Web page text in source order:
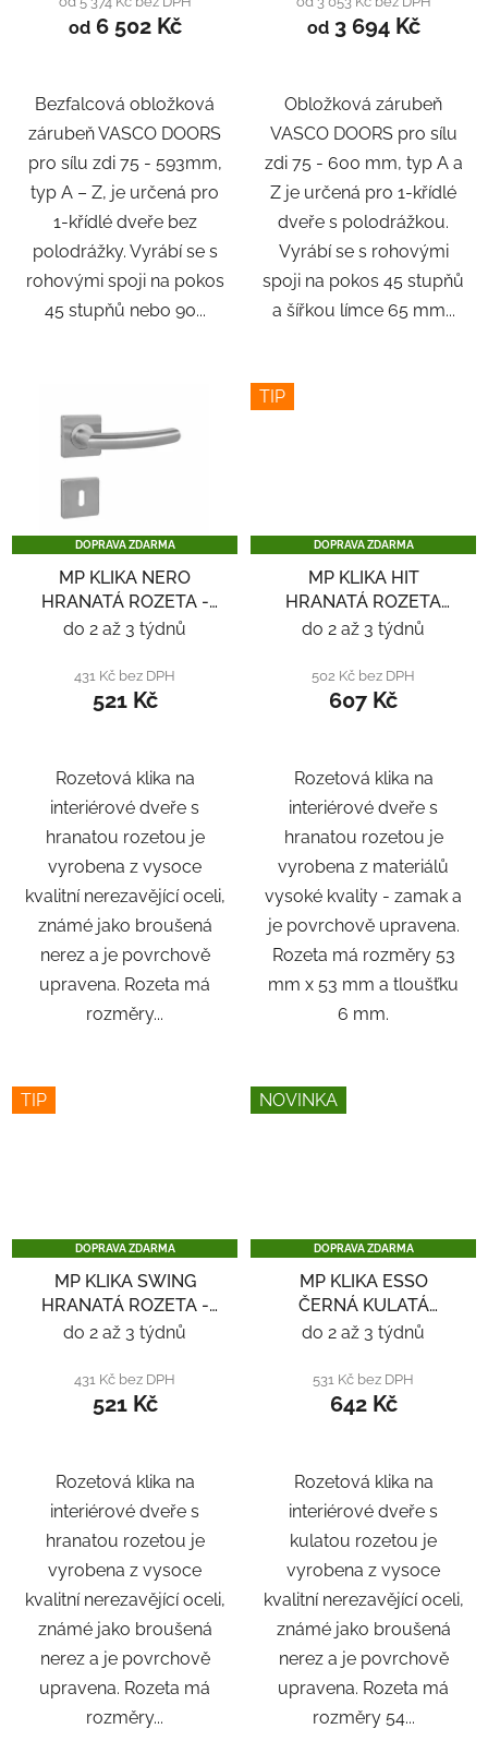
od6 502 Kč
Bezfalcová obložková
zárubeň VASCO DOORS
pro sílu zdi 75 - 593mm,
typ A – Z, je určená pro
1-křídlé dveře bez
polodrážky. Vyrábí se s
rohovými spoji na pokos
45 stupňů nebo 90...
od3 694 Kč
Obložková zárubeň
VASCO DOORS pro sílu
zdi 75 - 600 mm, typ A a
Z je určená pro 1-křídlé
dveře s polodrážkou.
Vyrábí se s rohovými
spoji na pokos 45 stupňů
a šířkou límce 65 mm...
DOPRAVA ZDARMA
MP KLIKA NERO
HRANATÁ ROZETA -
NEREZ
do 2 až 3 týdnů
431 Kč bez DPH
521 Kč
Rozetová klika na
interiérové ​​dveře s
hranatou rozetou je
vyrobena z vysoce
kvalitní nerezavějící oceli,
známé jako broušená
nerez a je povrchově
upravena. Rozeta má
rozměry...
TIP
DOPRAVA ZDARMA
MP KLIKA HIT
HRANATÁ ROZETA
SQ6 - ČERNÁ
do 2 až 3 týdnů
502 Kč bez DPH
607 Kč
Rozetová klika na
interiérové ​​dveře s
hranatou rozetou je
vyrobena z materiálů
vysoké kvality - zamak a
je povrchově upravena.
Rozeta má rozměry 53
mm x 53 mm a tloušťku
6 mm.
TIP
DOPRAVA ZDARMA
MP KLIKA SWING
HRANATÁ ROZETA -
NEREZ
do 2 až 3 týdnů
431 Kč bez DPH
521 Kč
Rozetová klika na
interiérové ​​dveře s
hranatou rozetou je
vyrobena z vysoce
kvalitní nerezavějící oceli,
známé jako broušená
nerez a je povrchově
upravena. Rozeta má
rozměry...
NOVINKA
DOPRAVA ZDARMA
MP KLIKA ESSO
ČERNÁ KULATÁ
ROZETA - ČERNÁ
do 2 až 3 týdnů
531 Kč bez DPH
642 Kč
Rozetová klika na
interiérové ​​dveře s
kulatou rozetou je
vyrobena z vysoce
kvalitní nerezavějící oceli,
známé jako broušená
nerez a je povrchově
upravena. Rozeta má
rozměry 54...